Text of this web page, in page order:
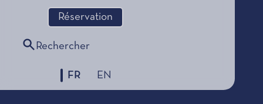
Réservation
Rechercher
FR EN